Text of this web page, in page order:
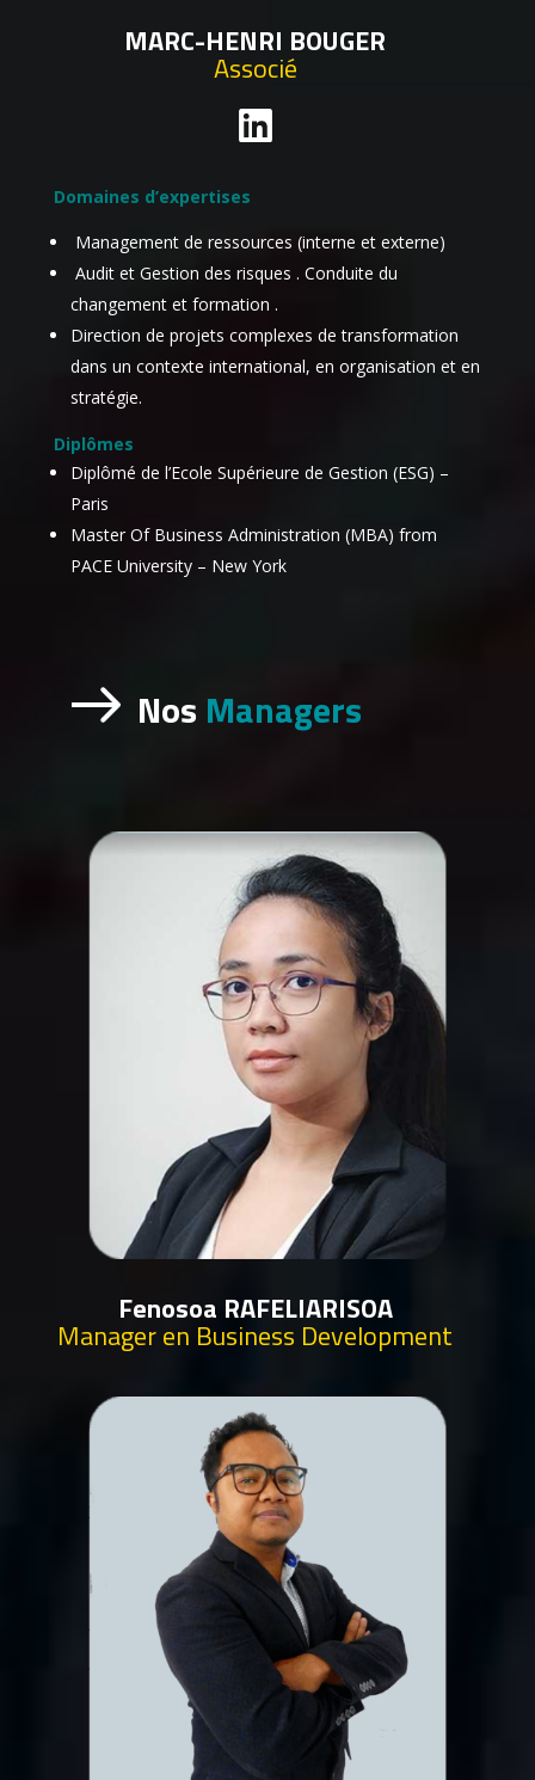
MARC-HENRI BOUGER
Associé
Domaines d’expertises
Management de ressources (interne et externe)
Audit et Gestion des risques . Conduite du
changement et formation .
Direction de projets complexes de transformation
dans un contexte international, en organisation et en
stratégie.
Diplômes
Diplômé de l’Ecole Supérieure de Gestion (ESG) –
Paris
Master Of Business Administration (MBA) from
PACE University – New York
Nos Managers
Fenosoa RAFELIARISOA
Manager en Business Development